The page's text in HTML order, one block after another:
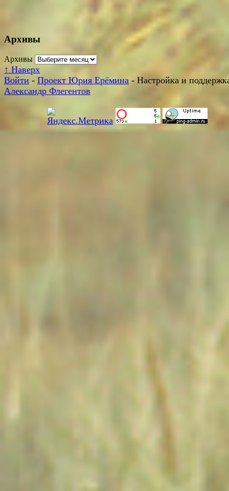
Архивы
Архивы
↑ Наверх
Войти - Проект Юрия Ерёмина - Настройка и
Александр Флегентов